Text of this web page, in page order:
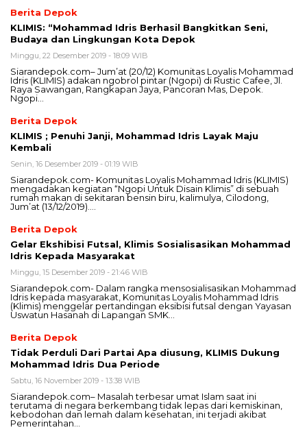
Berita Depok
KLIMIS: “Mohammad Idris Berhasil Bangkitkan Seni,
Budaya dan Lingkungan Kota Depok
Minggu, 22 Desember 2019 - 18:09 WIB
Siarandepok.com– Jum’at (20/12) Komunitas Loyalis Mohammad
Idris (KLIMIS) adakan ngobrol pintar (Ngopi) di Rustic Cafee, Jl.
Raya Sawangan, Rangkapan Jaya, Pancoran Mas, Depok.
Ngopi…
Berita Depok
KLIMIS ; Penuhi Janji, Mohammad Idris Layak Maju
Kembali
Senin, 16 Desember 2019 - 01:19 WIB
Siarandepok.com- Komunitas Loyalis Mohammad Idris (KLIMIS)
mengadakan kegiatan “Ngopi Untuk Disain Klimis” di sebuah
rumah makan di sekitaran bensin biru, kalimulya, Cilodong,
Jum’at (13/12/2019)….
Berita Depok
Gelar Ekshibisi Futsal, Klimis Sosialisasikan Mohammad
Idris Kepada Masyarakat
Minggu, 15 Desember 2019 - 21:46 WIB
Siarandepok.com- Dalam rangka mensosialisasikan Mohammad
Idris kepada masyarakat, Komunitas Loyalis Mohammad Idris
(Klimis) menggelar pertandingan eksibisi futsal dengan Yayasan
Uswatun Hasanah di Lapangan SMK…
Berita Depok
Tidak Perduli Dari Partai Apa diusung, KLIMIS Dukung
Mohammad Idris Dua Periode
Sabtu, 16 November 2019 - 13:38 WIB
Siarandepok.com– Masalah terbesar umat Islam saat ini
terutama di negara berkembang tidak lepas dari kemiskinan,
kebodohan dan lemah dalam kesehatan, ini terjadi akibat
Pemerintahan…